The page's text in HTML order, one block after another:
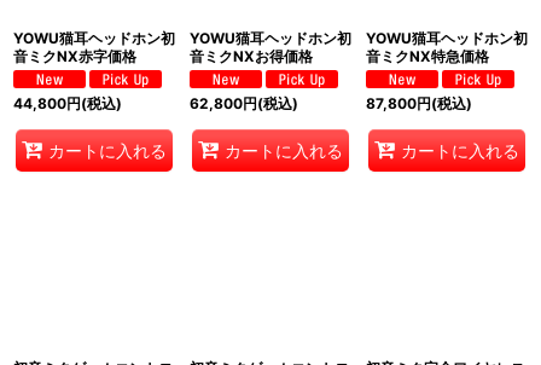
YOWU猫耳ヘッドホン初
音ミクNX赤字価格
44,800円(税込)
カートに入れる
YOWU猫耳ヘッドホン初
音ミクNXお得価格
62,800円(税込)
カートに入れる
YOWU猫耳ヘッドホン初
音ミクNX特急価格
87,800円(税込)
カートに入れる